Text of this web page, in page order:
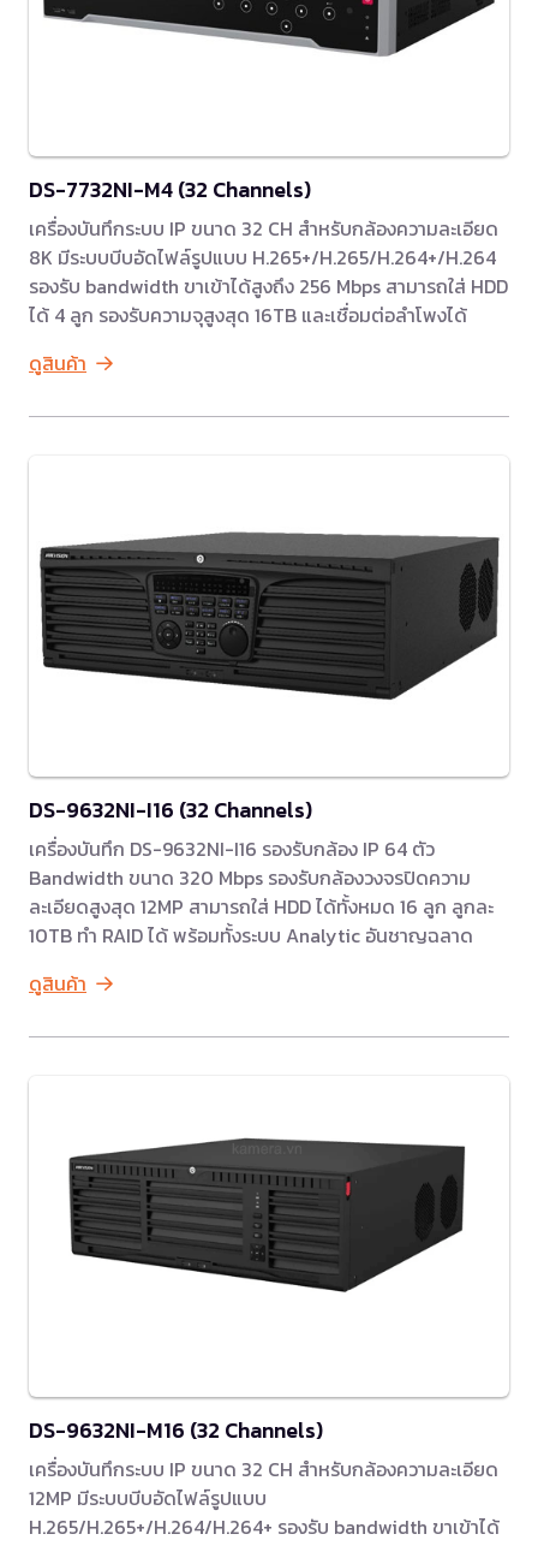
DS-7732NI-M4 (32 Channels)
เครื่องบันทึกระบบ IP ขนาด 32 CH สำหรับกล้องความละเอียด
8K มีระบบบีบอัดไฟล์รูปแบบ H.265+/H.265/H.264+/H.264
รองรับ bandwidth ขาเข้าได้สูงถึง 256 Mbps สามารถใส่ HDD
ได้ 4 ลูก รองรับความจุสูงสุด 16TB และเชื่อมต่อลำโพงได้
ดูสินค้า
DS-9632NI-I16 (32 Channels)
เครื่องบันทึก DS-9632NI-I16 รองรับกล้อง IP 64 ตัว
Bandwidth ขนาด 320 Mbps รองรับกล้องวงจรปิดความ
ละเอียดสูงสุด 12MP สามารถใส่ HDD ได้ทั้งหมด 16 ลูก ลูกละ
10TB ทำ RAID ได้ พร้อมทั้งระบบ Analytic อันชาญฉลาด
ดูสินค้า
DS-9632NI-M16 (32 Channels)
เครื่องบันทึกระบบ IP ขนาด 32 CH สำหรับกล้องความละเอียด
12MP มีระบบบีบอัดไฟล์รูปแบบ
H.265/H.265+/H.264/H.264+ รองรับ bandwidth ขาเข้าได้